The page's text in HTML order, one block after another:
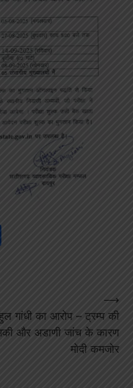
गांधी का आरोप – ट्रम्प की
और अडाणी जांच के कारण
मोदी कमजोर
⟶